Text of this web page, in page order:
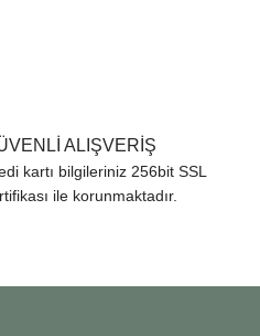
ALIŞVERİŞ
kartı bilgileriniz 256bit SSL
ile korunmaktadır.